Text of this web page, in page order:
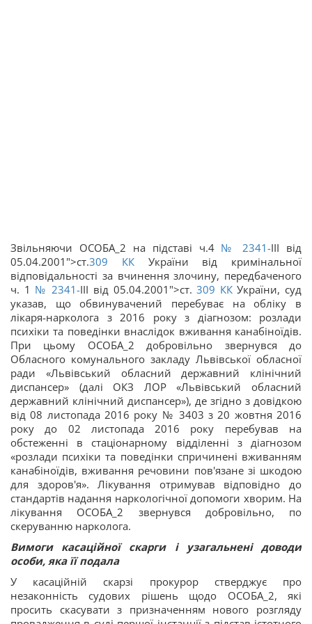
Звільняючи ОСОБА_2 на підставі ч.4 № 2341-III від
05.04.2001">ст.309 ККУкраїни від кримінальної
відповідальності за вчинення злочину, передбаченого
ч. 1 № 2341-III від 05.04.2001">ст. 309 ККУкраїни, суд
указав, що обвинувачений перебуває на обліку в
лікаря-нарколога з 2016 року з діагнозом: розлади
психіки та поведінки внаслідок вживання канабіноїдів.
При цьому ОСОБА_2 добровільно звернувся до
Обласного комунального закладу Львівської обласної
ради «Львівський обласний державний клінічний
диспансер» (далі ОКЗ ЛОР «Львівський обласний
державний клінічний диспансер»), де згідно з довідкою
від 08 листопада 2016 року № 3403 з 20 жовтня 2016
року до 02 листопада 2016 року перебував на
обстеженні в стаціонарному відділенні з діагнозом
«розлади психіки та поведінки спричинені вживанням
канабіноїдів, вживання речовини пов'язане зі шкодою
для здоров'я». Лікування отримував відповідно до
стандартів надання наркологічної допомоги хворим. На
лікування ОСОБА_2 звернувся добровільно, по
скеруванню нарколога.
Вимоги касаційної скарги і узагальнені доводи
особи, яка її подала
У касаційній скарзі прокурор стверджує про
незаконність судових рішень щодо ОСОБА_2, які
просить скасувати з призначенням нового розгляду